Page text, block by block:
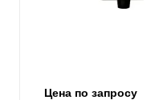
Цена по запросу